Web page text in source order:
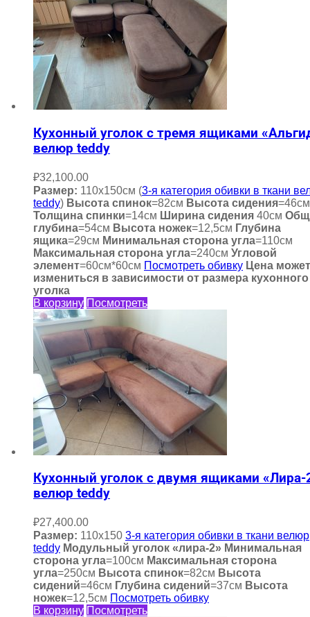
Кухонный уголок с тремя ящиками
велюр teddy
₽32,100.00
Размер: 110х150см (3-я категория обивки в ткани
teddy) Высота спинок=82см Высота сидения=46см
Толщина спинки=14см Ширина сидения 40см
глубина=54см Высота ножек=12,5см Глубина
ящика=29см Минимальная сторона угла=110см
Максимальная сторона угла=240см Угловой
элемент=60см*60см Посмотреть обивку Цена может
измениться в зависимости от размера кухонного
уголка
В корзину Посмотреть
Кухонный уголок с двумя ящиками «Лира-
велюр teddy
₽27,400.00
Размер: 110х150 3-я категория обивки в ткани велюр
teddy Модульный уголок «лира-2» Минимальная
сторона угла=100см Максимальная сторона
угла=250см Высота спинок=82см Высота
сидений=46см Глубина сидений=37см Высота
ножек=12,5см Посмотреть обивку
В корзину Посмотреть